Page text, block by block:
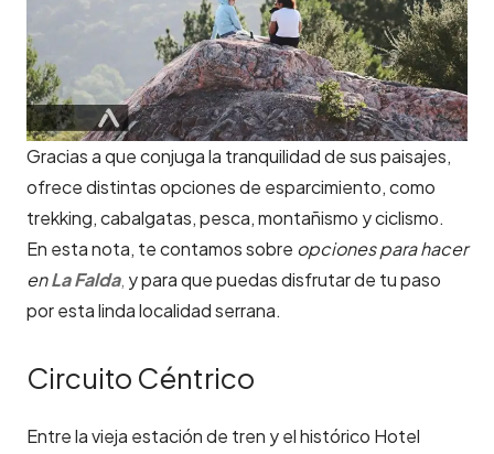
Gracias a que conjuga la tranquilidad de sus paisajes,
ofrece distintas opciones de esparcimiento, como
trekking, cabalgatas, pesca, montañismo y ciclismo.
En esta nota, te contamos sobre opciones para hacer
enLa Falda, y para que puedas disfrutar de tu paso
por esta linda localidad serrana.
Circuito Céntrico
Entre la vieja estación de tren y el histórico Hotel